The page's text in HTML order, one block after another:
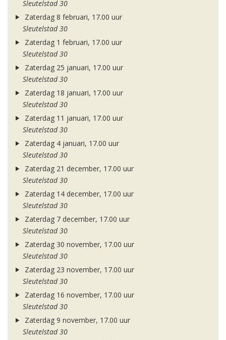
Sleutelstad 30
Zaterdag 8 februari, 17.00 uur
Sleutelstad 30
Zaterdag 1 februari, 17.00 uur
Sleutelstad 30
Zaterdag 25 januari, 17.00 uur
Sleutelstad 30
Zaterdag 18 januari, 17.00 uur
Sleutelstad 30
Zaterdag 11 januari, 17.00 uur
Sleutelstad 30
Zaterdag 4 januari, 17.00 uur
Sleutelstad 30
Zaterdag 21 december, 17.00 uur
Sleutelstad 30
Zaterdag 14 december, 17.00 uur
Sleutelstad 30
Zaterdag 7 december, 17.00 uur
Sleutelstad 30
Zaterdag 30 november, 17.00 uur
Sleutelstad 30
Zaterdag 23 november, 17.00 uur
Sleutelstad 30
Zaterdag 16 november, 17.00 uur
Sleutelstad 30
Zaterdag 9 november, 17.00 uur
Sleutelstad 30